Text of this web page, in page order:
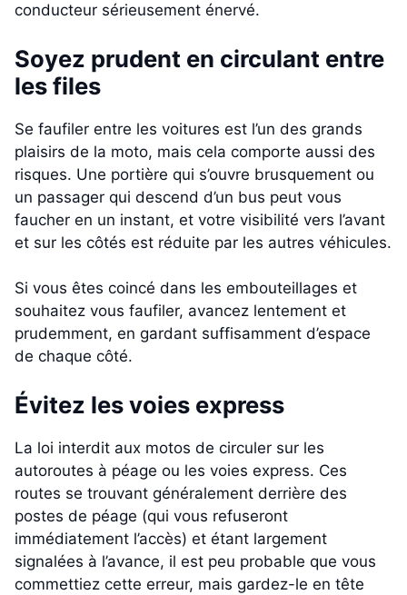
conducteur sérieusement énervé.
Soyez prudent en circulant entre
les files
Se faufiler entre les voitures est l’un des grands
plaisirs de la moto, mais cela comporte aussi des
risques. Une portière qui s’ouvre brusquement ou
un passager qui descend d’un bus peut vous
faucher en un instant, et votre visibilité vers l’avant
et sur les côtés est réduite par les autres véhicules.
Si vous êtes coincé dans les embouteillages et
souhaitez vous faufiler, avancez lentement et
prudemment, en gardant suffisamment d’espace
de chaque côté.
Évitez les voies express
La loi interdit aux motos de circuler sur les
autoroutes à péage ou les voies express. Ces
routes se trouvant généralement derrière des
postes de péage (qui vous refuseront
immédiatement l’accès) et étant largement
signalées à l’avance, il est peu probable que vous
commettiez cette erreur, mais gardez-le en tête